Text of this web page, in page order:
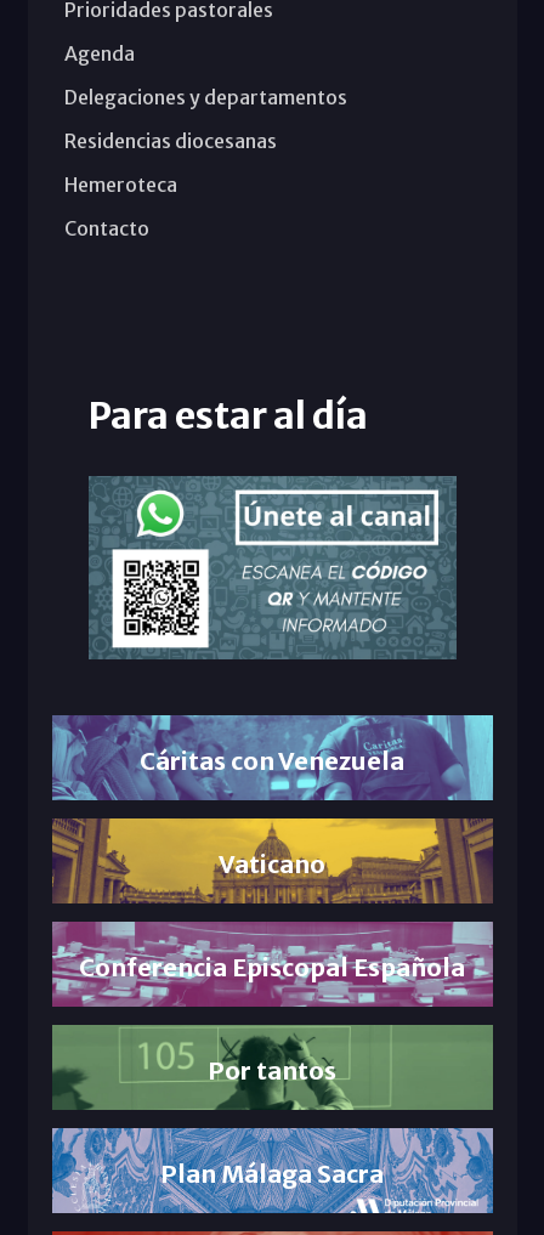
Prioridades pastorales
Agenda
Delegaciones y departamentos
Residencias diocesanas
Hemeroteca
Contacto
Para estar al día
Cáritas con Venezuela
Vaticano
Conferencia Episcopal Española
Por tantos
Plan Málaga Sacra